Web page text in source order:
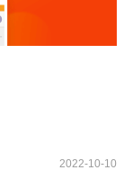
2022-10-10